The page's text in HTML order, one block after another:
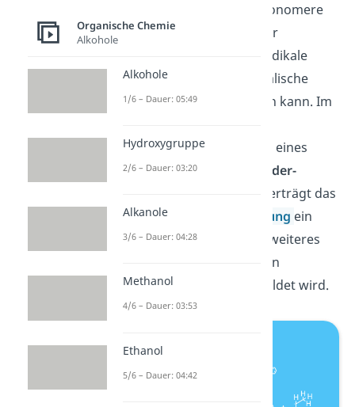
fähig ist. Das heißt, die Monomere
können selbst miteinander
reagieren, sodass zwei Radikale
entstehen und eine radikalische
Polymerisation stattfinden kann. Im
Wärmezufuhr zur Bildung eines
Dimersdurch die
Diels-Alder-
. Im 2. Schritt überträgt das
Dimer unter
Aromatisierung ein
Wasserstoffatom auf ein weiteres
Styrol-Monomer, wobei ein
Methylbenzylradikal
gebildet wird.
Organische Chemie
Alkohole
Alkohole
1/6 – Dauer: 05:49
Hydroxygruppe
2/6 – Dauer: 03:20
Alkanole
3/6 – Dauer: 04:28
Methanol
4/6 – Dauer: 03:53
Ethanol
5/6 – Dauer: 04:42